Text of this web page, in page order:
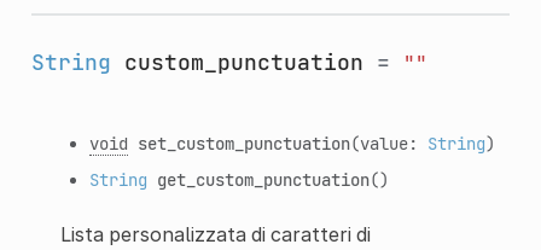
String custom_punctuation = ""
void set_custom_punctuation(value: String)
String get_custom_punctuation()
Lista personalizzata di caratteri di